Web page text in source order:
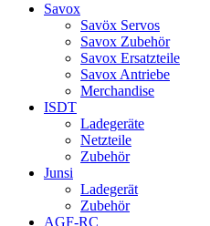
Savox
Savöx Servos
Savox Zubehör
Savox Ersatzteile
Savox Antriebe
Merchandise
ISDT
Ladegeräte
Netzteile
Zubehör
Junsi
Ladegerät
Zubehör
AGF-RC